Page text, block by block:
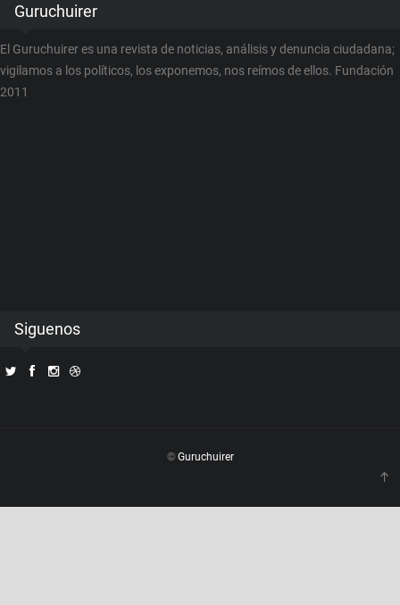
Guruchuirer
El Guruchuirer es una revista de noticias, análisis y denuncia ciudadana;
vigilamos a los políticos, los exponemos, nos reímos de ellos. Fundación
2011
Siguenos
© Guruchuirer